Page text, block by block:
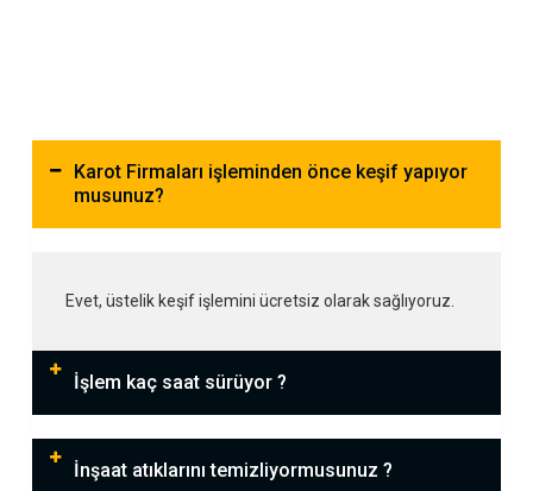
Karot Firmaları işleminden önce keşif yapıyor
musunuz?
Evet, üstelik keşif işlemini ücretsiz olarak sağlıyoruz.
İşlem kaç saat sürüyor ?
İnşaat atıklarını temizliyormusunuz ?